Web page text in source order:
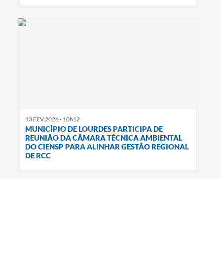
13 FEV 2026 - 10h12
MUNICÍPIO DE LOURDES PARTICIPA DE
REUNIÃO DA CÂMARA TÉCNICA AMBIENTAL
DO CIENSP PARA ALINHAR GESTÃO REGIONAL
DE RCC